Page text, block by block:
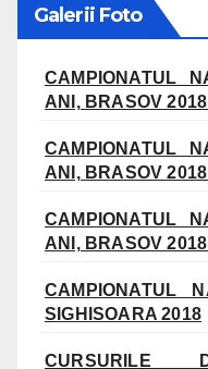
Galerii Foto
CAMPIONATUL
ANI, BRASOV
CAMPIONATUL
ANI, BRASOV
CAMPIONATUL
ANI, BRASOV
CAMPIONATUL
SIGHISOARA 2018
CURSURILE